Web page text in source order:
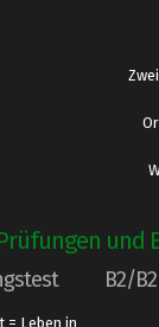
und
= Leben in
B2/